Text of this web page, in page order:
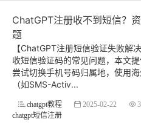
ChatGPT注册收不到短信？
题
【ChatGPT注册短信验证失败解
收短信验证码的常见问题，本文
尝试切换手机号码归属地，使用
（如SMS-Activ...
chatgpt教程 2025-02-22
chatgpt短信注册